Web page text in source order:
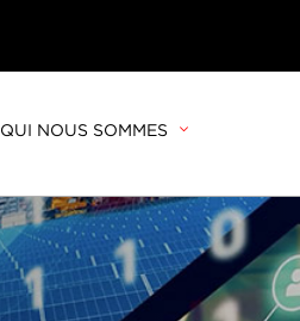
QUI NOUS SOMMES